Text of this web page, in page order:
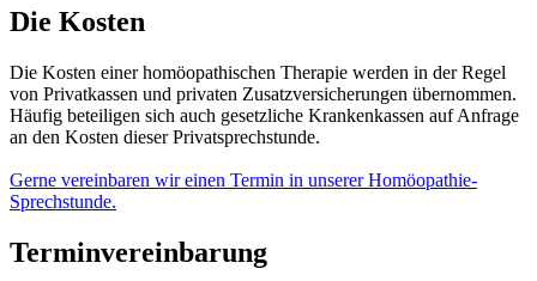
Die Kosten
Die Kosten einer homöopathischen Therapie werden in der Regel
von Privatkassen und privaten Zusatzversicherungen übernommen.
Häufig beteiligen sich auch gesetzliche Krankenkassen auf Anfrage
an den Kosten dieser Privatsprechstunde.
Gerne vereinbaren wir einen Termin in unserer Homöopathie-
Sprechstunde.
Terminvereinbarung